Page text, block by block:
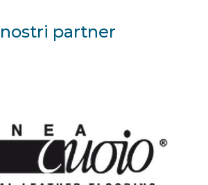
partner